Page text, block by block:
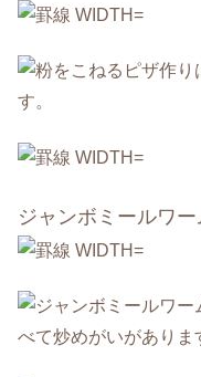
ピザ作り
す。
ジャンボミールワ
べて炒めがいがありま